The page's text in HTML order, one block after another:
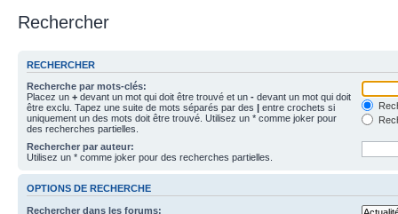
Rechercher
RECHERCHER
Recherche par mots-clés:
Placez un + devant un mot qui doit être trouvé et un - devant un mot qui doit
être exclu. Tapez une suite de mots séparés par des | entre crochets si
uniquement un des mots doit être trouvé. Utilisez un * comme joker pour
des recherches partielles.
Rechercher par auteur:
Utilisez un * comme joker pour des recherches partielles.
OPTIONS DE RECHERCHE
Rechercher dans les forums: